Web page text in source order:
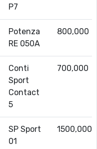
P7
Potenza
RE 050A
800,000
Conti
Sport
Contact
5
700,000
SP Sport
01
1500,000